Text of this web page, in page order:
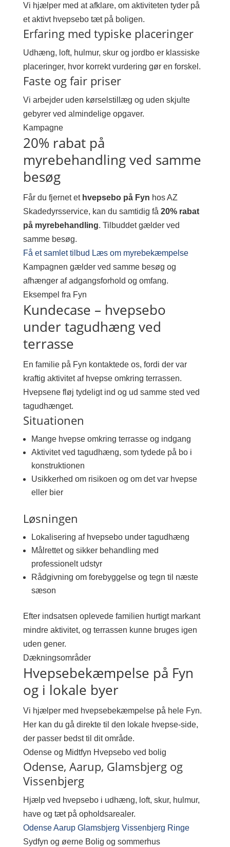
Vi hjælper med at afklare, om aktiviteten tyder på
et aktivt hvepsebo tæt på boligen.
Erfaring med typiske placeringer
Udhæng, loft, hulmur, skur og jordbo er klassiske
placeringer, hvor korrekt vurdering gør en forskel.
Faste og fair priser
Vi arbejder uden kørselstillæg og uden skjulte
gebyrer ved almindelige opgaver.
Kampagne
20% rabat på
myrebehandling ved samme
besøg
Får du fjernet et hvepsebo på Fyn hos AZ
Skadedyrsservice, kan du samtidig få 20% rabat
på myrebehandling. Tilbuddet gælder ved
samme besøg.
Få et samlet tilbud Læs om myrebekæmpelse
Kampagnen gælder ved samme besøg og
afhænger af adgangsforhold og omfang.
Eksempel fra Fyn
Kundecase – hvepsebo
under tagudhæng ved
terrasse
En familie på Fyn kontaktede os, fordi der var
kraftig aktivitet af hvepse omkring terrassen.
Hvepsene fløj tydeligt ind og ud samme sted ved
tagudhænget.
Situationen
Mange hvepse omkring terrasse og indgang
Aktivitet ved tagudhæng, som tydede på bo i
konstruktionen
Usikkerhed om risikoen og om det var hvepse
eller bier
Løsningen
Lokalisering af hvepsebo under tagudhæng
Målrettet og sikker behandling med
professionelt udstyr
Rådgivning om forebyggelse og tegn til næste
sæson
Efter indsatsen oplevede familien hurtigt markant
mindre aktivitet, og terrassen kunne bruges igen
uden gener.
Dækningsområder
Hvepsebekæmpelse på Fyn
og i lokale byer
Vi hjælper med hvepsebekæmpelse på hele Fyn.
Her kan du gå direkte til den lokale hvepse-side,
der passer bedst til dit område.
Odense og Midtfyn Hvepsebo ved bolig
Odense, Aarup, Glamsbjerg og
Vissenbjerg
Hjælp ved hvepsebo i udhæng, loft, skur, hulmur,
have og tæt på opholdsarealer.
OdenseAarup Glamsbjerg Vissenbjerg Ringe
Sydfyn og øerne Bolig og sommerhus